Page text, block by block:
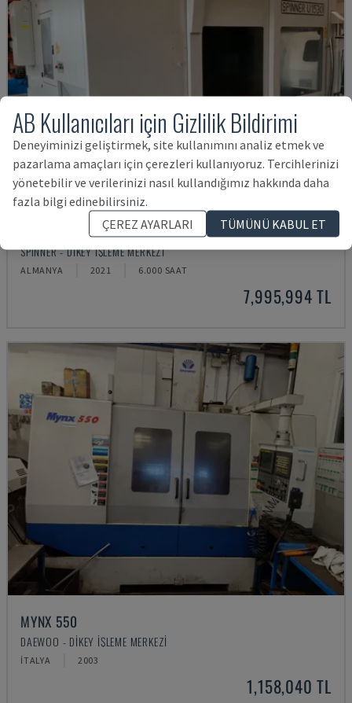
SPINNER - DIKEY İŞLEME MERKEZI
ALMANYA 2021 6.000 SAAT
7,995,994 TL
MYNX 550
DAEWOO - DIKEY İŞLEME MERKEZI
İTALYA 2003
1,158,040 TL
AB Kullanıcıları için Gizlilik Bildirimi
Deneyiminizi geliştirmek, site kullanımını analiz etmek ve
pazarlama amaçları için çerezleri kullanıyoruz. Tercihlerinizi
yönetebilir ve verilerinizi nasıl kullandığımız hakkında daha
fazla bilgi edinebilirsiniz.
ÇEREZ AYARLARI
TÜMÜNÜ KABUL ET